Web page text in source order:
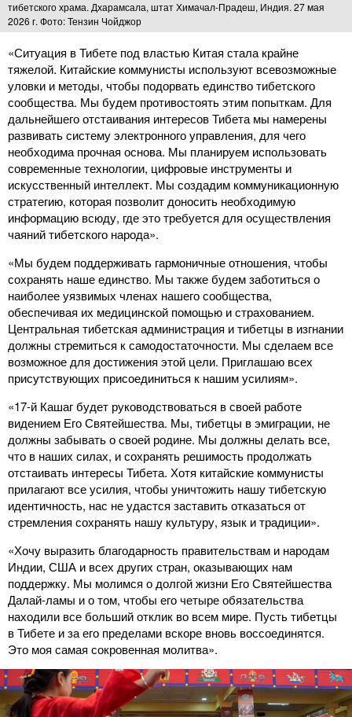
тибетского храма. Дхарамсала, штат Химачал-Прадеш, Индия. 27 мая
2026 г. Фото: Тензин Чойджор
«Ситуация в Тибете под властью Китая стала крайне
тяжелой. Китайские коммунисты используют всевозможные
уловки и методы, чтобы подорвать единство тибетского
сообщества. Мы будем противостоять этим попыткам. Для
дальнейшего отстаивания интересов Тибета мы намерены
развивать систему электронного управления, для чего
необходима прочная основа. Мы планируем использовать
современные технологии, цифровые инструменты и
искусственный интеллект. Мы создадим коммуникационную
стратегию, которая позволит доносить необходимую
информацию всюду, где это требуется для осуществления
чаяний тибетского народа».
«Мы будем поддерживать гармоничные отношения, чтобы
сохранять наше единство. Мы также будем заботиться о
наиболее уязвимых членах нашего сообщества,
обеспечивая их медицинской помощью и страхованием.
Центральная тибетская администрация и тибетцы в изгнании
должны стремиться к самодостаточности. Мы сделаем все
возможное для достижения этой цели. Приглашаю всех
присутствующих присоединиться к нашим усилиям».
«17-й Кашаг будет руководствоваться в своей работе
видением Его Святейшества. Мы, тибетцы в эмиграции, не
должны забывать о своей родине. Мы должны делать все,
что в наших силах, и сохранять решимость продолжать
отстаивать интересы Тибета. Хотя китайские коммунисты
прилагают все усилия, чтобы уничтожить нашу тибетскую
идентичность, нас не удастся заставить отказаться от
стремления сохранять нашу культуру, язык и традиции».
«Хочу выразить благодарность правительствам и народам
Индии, США и всех других стран, оказывающих нам
поддержку. Мы молимся о долгой жизни Его Святейшества
Далай-ламы и о том, чтобы его четыре обязательства
находили все больший отклик во всем мире. Пусть тибетцы
в Тибете и за его пределами вскоре вновь воссоединятся.
Это моя самая сокровенная молитва».